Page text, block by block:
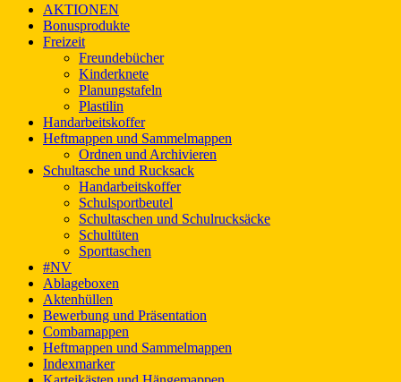
AKTIONEN
Bonusprodukte
Freizeit
Freundebücher
Kinderknete
Planungstafeln
Plastilin
Handarbeitskoffer
Heftmappen und Sammelmappen
Ordnen und Archivieren
Schultasche und Rucksack
Handarbeitskoffer
Schulsportbeutel
Schultaschen und Schulrucksäcke
Schultüten
Sporttaschen
#NV
Ablageboxen
Aktenhüllen
Bewerbung und Präsentation
Combamappen
Heftmappen und Sammelmappen
Indexmarker